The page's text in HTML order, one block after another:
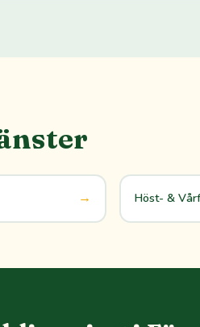
→ Höst- &